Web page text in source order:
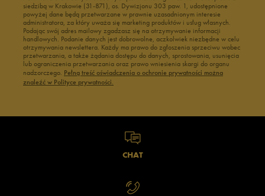
siedzibą w Krakowie (31-871), os. Dywizjonu 303 paw. 1, udostępnione
powyżej dane będą przetwarzane w prawnie uzasadnionym interesie
administratora, za który uważa się marketing produktów i usług własnych.
Podając swój adres mailowy zgadzasz się na otrzymywanie informacji
handlowych. Podanie danych jest dobrowolne, aczkolwiek niezbędne w celu
otrzymywania newslettera. Każdy ma prawo do zgłoszenia sprzeciwu wobec
przetwarzania, a także żądania dostępu do danych, sprostowania, usunięcia
lub ograniczenia przetwarzania oraz prawo wniesienia skargi do organu
nadzorczego. Pełną treść oświadczenia o ochronie prywatności można
znaleźć w Polityce prywatności.
CHAT